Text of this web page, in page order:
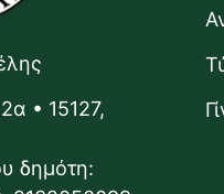
• 15127,
δημότη: